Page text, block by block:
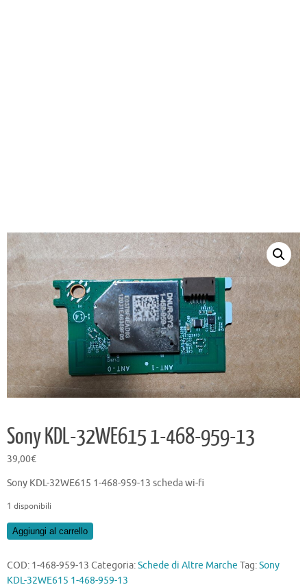
Sony KDL-32WE615 1-468-959-13
39,00€
Sony KDL-32WE615 1-468-959-13 scheda wi-fi
1 disponibili
Sony
32WE615
1-
Aggiungi al carrello
COD: 1-468-959-13 Categoria:Schede di Altre Marche Tag:Sony
KDL-32WE615 1-468-959-13